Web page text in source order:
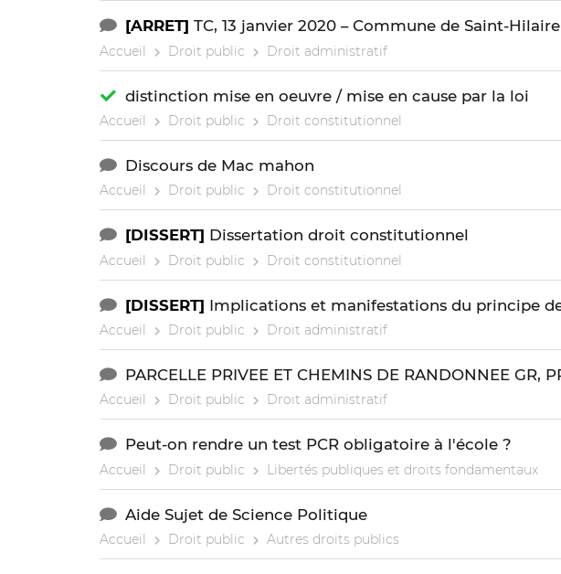
[ARRET] TC, 13 janvier 2020 – Commune de Saint-
Accueil Droit public Droit administratif
distinction mise en oeuvre / mise en cause par la loi
Accueil Droit public Droit constitutionnel
Discours de Mac mahon
Accueil Droit public Droit constitutionnel
[DISSERT] Dissertation droit constitutionnel
Accueil Droit public Droit constitutionnel
[DISSERT] Implications et manifestations du principe
Accueil Droit public Droit administratif
PARCELLE PRIVEE ET CHEMINS DE RANDONNEE GR,
Accueil Droit public Droit administratif
Peut-on rendre un test PCR obligatoire à l'école ?
Accueil Droit public Libertés publiques et droits fondamentaux
Aide Sujet de Science Politique
Accueil Droit public Autres droits publics